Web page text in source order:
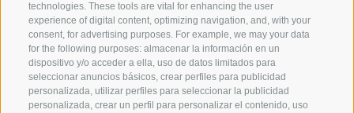
technologies. These tools are vital for enhancing the user
experience of digital content, optimizing navigation, and, with your
consent, for advertising purposes. For example, we may your data
for the following purposes: almacenar la información en un
dispositivo y/o acceder a ella, uso de datos limitados para
seleccionar anuncios básicos, crear perfiles para publicidad
personalizada, utilizar perfiles para seleccionar la publicidad
personalizada, crear un perfil para personalizar el contenido, uso
LINKS
Origen
Experiencia